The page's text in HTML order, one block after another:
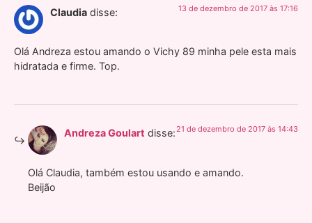
Claudia disse: 13 de dezembro de 2017 às 17:16
Olá Andreza estou amando o Vichy 89 minha pele esta mais
hidratada e firme. Top.
Andreza Goulart disse:21 de dezembro de 2017 às 14:43
Olá Claudia, também estou usando e amando.
Beijão